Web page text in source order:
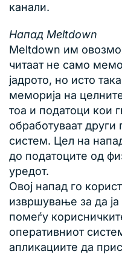
канали.
Напад Meltdown
Meltdown им
читаат не само
јадрото, но исто
меморија на
тоа и податоци кои
обработуваат
систем. Цел на
до податоците од
уредот.
Овој напад го
извршување за да ја
помеѓу
оперативниот
апликациите да